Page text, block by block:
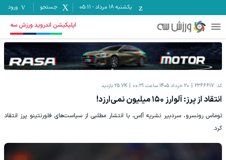
یکشنبه ۱۸ مرداد -
05:11 جستجو ورود
اپلیکیشن اندروید ورزش سه
کد: 2366617 20 خرداد 1405 ساعت 00:31 25.7K بازدید
انتقاد از پرز: آلوارز ۱۵۰ میلیون نمی‌ارزد!
توماس رونسرو، سردبیر نشریه آاِس، با انتشار مطلبی از سیاست‌های فلورنتینو پرز انتقاد
کرد.